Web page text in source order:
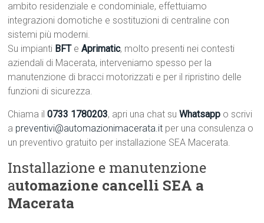
ambito residenziale e condominiale, effettuiamo
integrazioni domotiche e sostituzioni di centraline con
sistemi più moderni.
Su impianti BFT eAprimatic, molto presenti nei contesti
aziendali di Macerata, interveniamo spesso per la
manutenzione di bracci motorizzati e per il ripristino delle
funzioni di sicurezza.
Chiama il0733 1780203, apri una chat suWhatsapp o scrivi
a preventivi@automazionimacerata.it per una consulenza o
un preventivo gratuito per installazione SEA Macerata.
Installazione e manutenzione
automazione cancelli SEA a
Macerata